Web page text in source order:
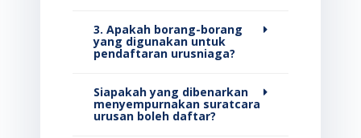
3. Apakah borang-borang
yang digunakan untuk
pendaftaran urusniaga?
Siapakah yang dibenarkan
menyempurnakan suratcara
urusan boleh daftar?